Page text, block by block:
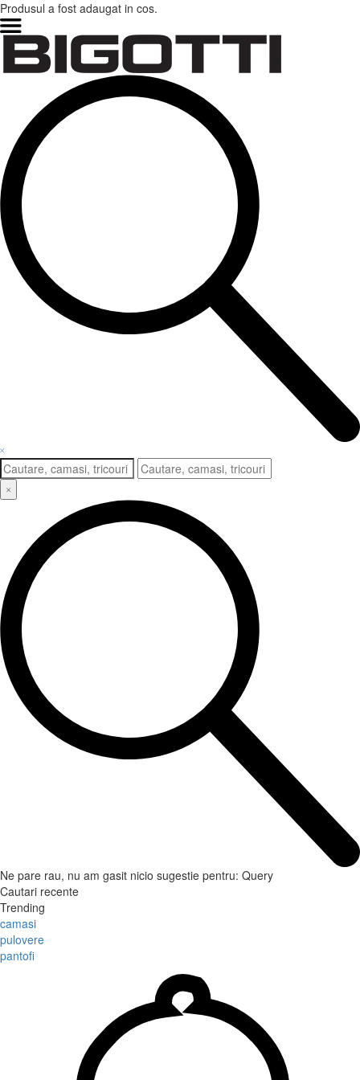
Produsul a fost adaugat in cos.
Ne pare rau, nu am gasit nicio sugestie pentru: Query
Cautari recente
Trending
camasi
pulovere
pantofi